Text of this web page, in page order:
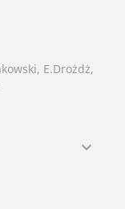
E.Drożdż,
